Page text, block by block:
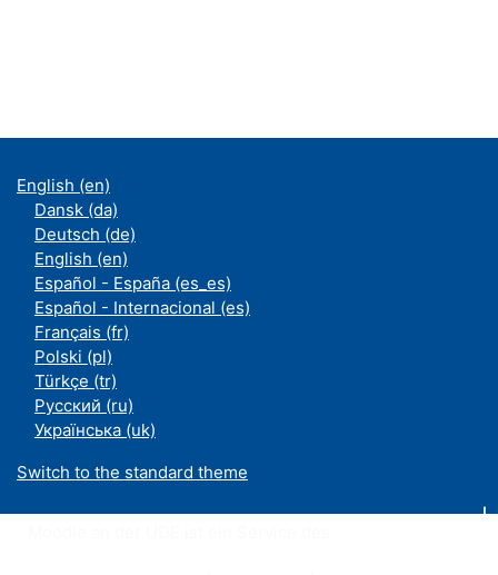
English ‎(en)‎
Dansk ‎(da)‎
Deutsch ‎(de)‎
English ‎(en)‎
Español - España ‎(es_es)‎
Español - Internacional ‎(es)‎
Français ‎(fr)‎
Polski ‎(pl)‎
Türkçe ‎(tr)‎
Русский ‎(ru)‎
Українська ‎(uk)‎
Switch to the standard theme